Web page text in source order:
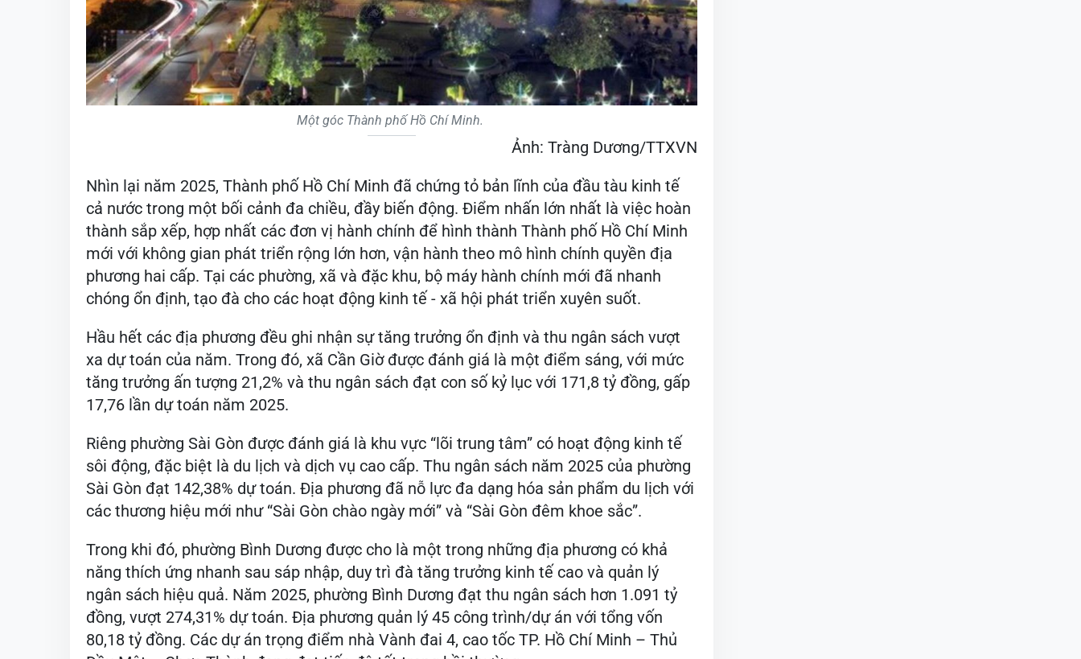
Một góc Thành phố Hồ Chí Minh.
Ảnh: Tràng Dương/TTXVN
Nhìn lại năm 2025, Thành phố Hồ Chí Minh đã chứng tỏ bản lĩnh của đầu tàu kinh tế
cả nước trong một bối cảnh đa chiều, đầy biến động. Điểm nhấn lớn nhất là việc hoàn
thành sắp xếp, hợp nhất các đơn vị hành chính để hình thành Thành phố Hồ Chí Minh
mới với không gian phát triển rộng lớn hơn, vận hành theo mô hình chính quyền địa
phương hai cấp. Tại các phường, xã và đặc khu, bộ máy hành chính mới đã nhanh
chóng ổn định, tạo đà cho các hoạt động kinh tế - xã hội phát triển xuyên suốt.
Hầu hết các địa phương đều ghi nhận sự tăng trưởng ổn định và thu ngân sách vượt
xa dự toán của năm. Trong đó, xã Cần Giờ được đánh giá là một điểm sáng, với mức
tăng trưởng ấn tượng 21,2% và thu ngân sách đạt con số kỷ lục với 171,8 tỷ đồng, gấp
17,76 lần dự toán năm 2025.
Riêng phường Sài Gòn được đánh giá là khu vực “lõi trung tâm” có hoạt động kinh tế
sôi động, đặc biệt là du lịch và dịch vụ cao cấp. Thu ngân sách năm 2025 của phường
Sài Gòn đạt 142,38% dự toán. Địa phương đã nỗ lực đa dạng hóa sản phẩm du lịch với
các thương hiệu mới như “Sài Gòn chào ngày mới” và “Sài Gòn đêm khoe sắc”.
Trong khi đó, phường Bình Dương được cho là một trong những địa phương có khả
năng thích ứng nhanh sau sáp nhập, duy trì đà tăng trưởng kinh tế cao và quản lý
ngân sách hiệu quả. Năm 2025, phường Bình Dương đạt thu ngân sách hơn 1.091 tỷ
đồng, vượt 274,31% dự toán. Địa phương quản lý 45 công trình/dự án với tổng vốn
80,18 tỷ đồng. Các dự án trọng điểm nhà Vành đai 4, cao tốc TP. Hồ Chí Minh – Thủ